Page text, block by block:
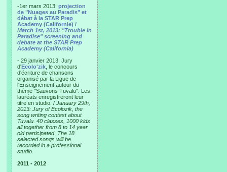
-1er mars 2013: projection
de "Nuages au Paradis" et
débat à la STAR Prep
Academy (Californie) /
March 1st, 2013: "Trouble in
Paradise" screening and
debate at the STAR Prep
Academy (California)
- 29 janvier 2013: Jury
d'Ecolo'zik , le concours
d'écriture de chansons
organisé par la Ligue de
l'Enseignement autour du
thème "Sauvons Tuvalu". Les
lauréats enregistreront leur
titre en studio. / January 29th,
2013: Jury of Ecolozik, the
song writing contest about
Tuvalu. 40 classes, 1000 kids
all together from 8 to 14 year
old participated. The 18
selected songs will be
recorded in a professional
studio.
2011 - 2012